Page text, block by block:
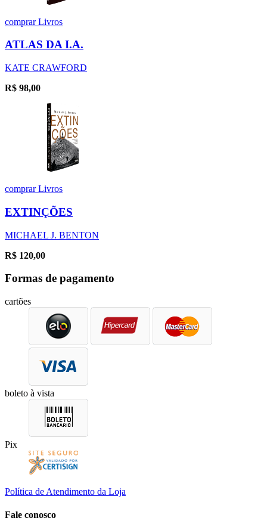
comprarLivros
ATLAS DA I.A.
KATE CRAWFORD
R$ 98,00
comprarLivros
EXTINÇÕES
MICHAEL J. BENTON
R$ 120,00
Formas de pagamento
cartões
boleto à vista
Pix
Política de Atendimento da Loja
Fale conosco